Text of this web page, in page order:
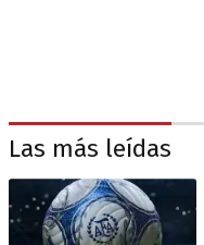
Las más leídas